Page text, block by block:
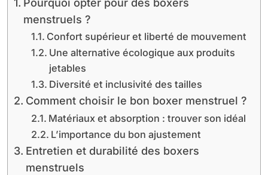
Pourquoi opter pour des boxers
menstruels ?
Confort supérieur et liberté de mouvement
Une alternative écologique aux produits
jetables
Diversité et inclusivité des tailles
Comment choisir le bon boxer menstruel ?
Matériaux et absorption : trouver son idéal
L’importance du bon ajustement
Entretien et durabilité des boxers
menstruels